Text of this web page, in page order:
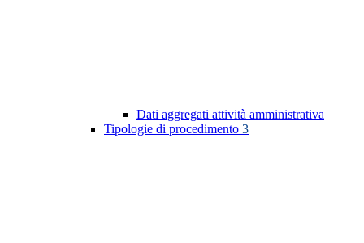
Dati aggregati attività amministrativa
Tipologie di procedimento 3